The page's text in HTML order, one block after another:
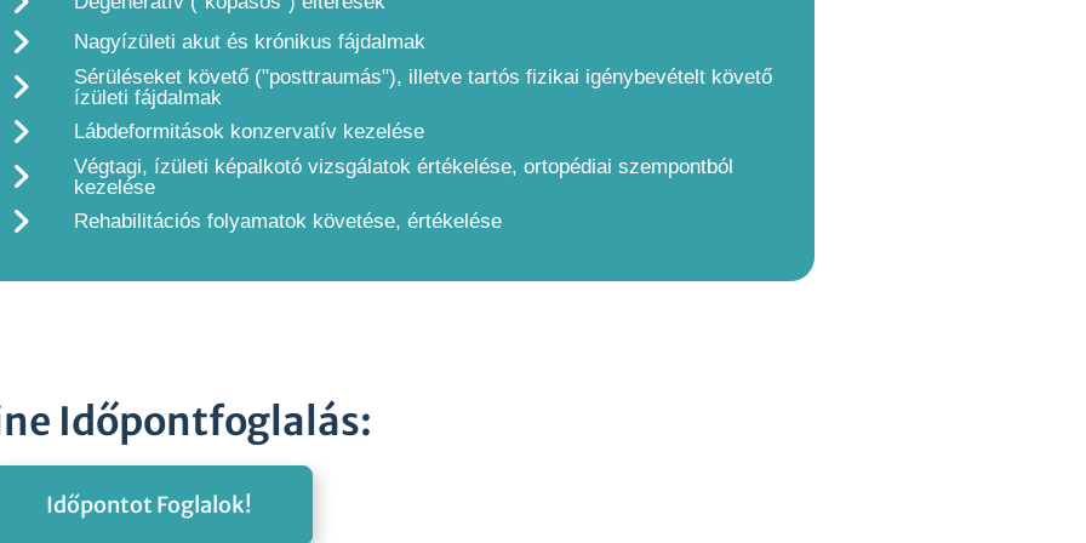
Nagyízületi akut és krónikus fájdalmak​
Sérüléseket követő ("posttraumás"), illetve tartós fizikai igénybevételt követő
ízületi fájdalmak​
Lábdeformitások konzervatív kezelése​
Végtagi, ízületi képalkotó vizsgálatok értékelése, ortopédiai szempontból
kezelése​
Rehabilitációs folyamatok követése, értékelése​
Időpontfoglalás:
Időpontot Foglalok!